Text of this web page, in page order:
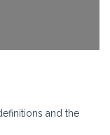
and the